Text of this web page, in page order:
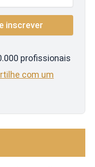
profissionais
com um